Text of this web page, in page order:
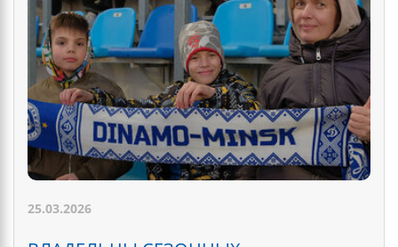
25.03.2026